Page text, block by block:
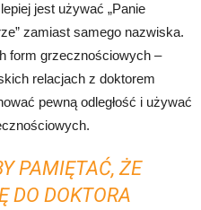
jest używać „Panie
zamiast samego nazwiska.
form grzecznościowych –
relacjach z doktorem
pewną odległość i używać
PAMIĘTAĆ, ŻE
DO DOKTORA